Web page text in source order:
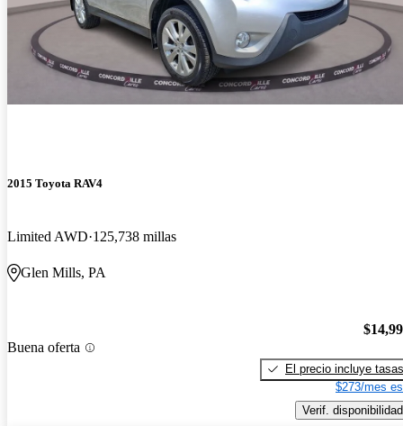
2015 Toyota RAV4
Limited AWD 125,738 millas
Glen Mills, PA
Buena oferta
El precio incluye tasas
$273/mes
Verif. disponibilidad